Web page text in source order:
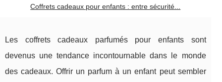
Coffrets cadeaux pour enfants : entre sécurité...
Les coffrets cadeaux parfumés pour enfants sont
devenus une tendance incontournable dans le monde
des cadeaux. Offrir un parfum à un enfant peut sembler